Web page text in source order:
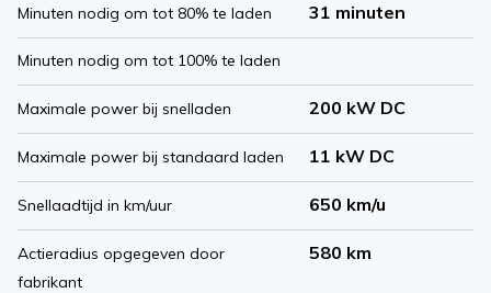
Minuten nodig om tot 80% te laden 31 minuten
Minuten nodig om tot 100% te laden
Maximale power bij snelladen 200 kW DC
Maximale power bij standaard laden 11 kW DC
Snellaadtijd in km/uur 650 km/u
Actieradius opgegeven door
fabrikant
580 km